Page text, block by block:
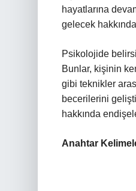
hayatlarına
gelecek
Psikolojide
Bunlar, kişinin
gibi teknikler
becerilerini
hakkında
Anahtar